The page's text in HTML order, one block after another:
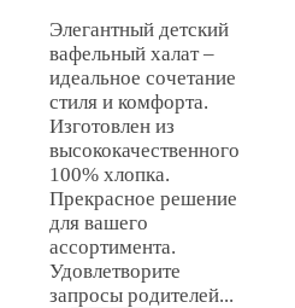
Элегантный детский
вафельный халат –
идеальное сочетание
стиля и комфорта.
Изготовлен из
высококачественного
100% хлопка.
Прекрасное решение
для вашего
ассортимента.
Удовлетворите
запросы родителей...